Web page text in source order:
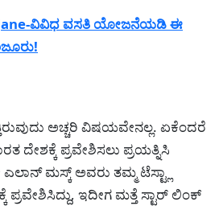
ವಿವಿಧ ವಸತಿ ಯೋಜನೆಯಡಿ ಈ
ಅಚ್ಚರಿ ವಿಷಯವೇನಲ್ಲ. ಏಕೆಂದರೆ
ದೇಶಕ್ಕೆ ಪ್ರವೇಶಿಸಲು ಪ್ರಯತ್ನಿಸಿ
ಮಸ್ಕ್ ಅವರು ತಮ್ಮ ಟೆಸ್ಟ್ಲಾ
ಪ್ರವೇಶಿಸಿದ್ದು, ಇದೀಗ ಮತ್ತೆ ಸ್ಟಾರ್ ಲಿಂಕ್